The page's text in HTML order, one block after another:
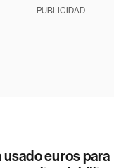
PUBLICIDAD
usado euros para